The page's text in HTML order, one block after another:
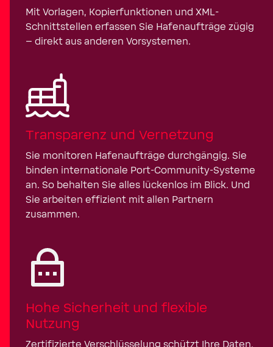
Mit Vorlagen, Kopierfunktionen und XML-
Schnittstellen erfassen Sie Hafenaufträge zügig
– direkt aus anderen Vorsystemen.
Transparenz und Vernetzung
Sie monitoren Hafenaufträge durchgängig. Sie
binden internationale Port-Community-Systeme
an. So behalten Sie alles lückenlos im Blick. Und
Sie arbeiten effizient mit allen Partnern
zusammen.
Hohe Sicherheit und flexible
Nutzung
Zertifizierte Verschlüsselung schützt Ihre Daten.